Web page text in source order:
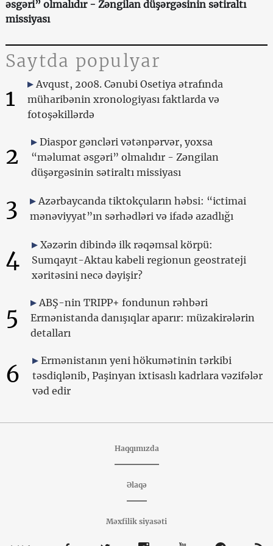
əsgəri” olmalıdır - Zəngilan düşərgəsinin sətiraltı
missiyası
Saytda populyar
1
Avqust, 2008. Cənubi Osetiya ətrafında
müharibənin xronologiyası faktlarda və
fotoşəkillərdə
2
Diaspor gəncləri vətənpərvər, yoxsa
“məlumat əsgəri” olmalıdır - Zəngilan
düşərgəsinin sətiraltı missiyası
3
Azərbaycanda tiktokçuların həbsi: “ictimai
mənəviyyat”ın sərhədləri və ifadə azadlığı
4
Xəzərin dibində ilk rəqəmsal körpü:
Sumqayıt-Aktau kabeli regionun geostrateji
xəritəsini necə dəyişir?
5
ABŞ-nin TRIPP+ fondunun rəhbəri
Ermənistanda danışıqlar aparır: müzakirələrin
detalları
6
Ermənistanın yeni hökumətinin tərkibi
təsdiqlənib, Paşinyan ixtisaslı kadrlara vəzifələr
vəd edir
Haqqımızda
Əlaqə
Məxfilik siyasəti